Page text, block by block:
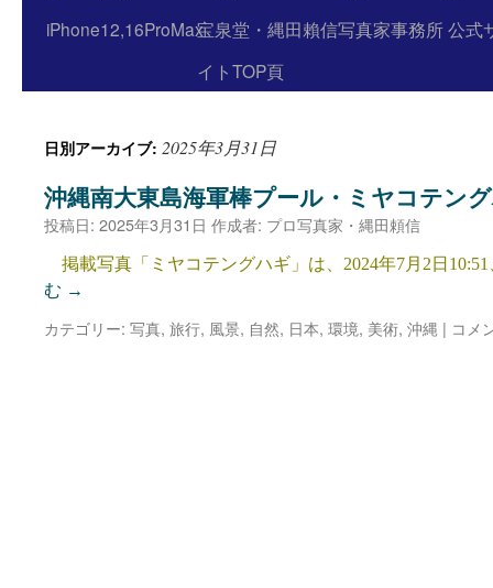
iPhone12,16ProMax宝泉堂・縄田賴信写真家事務所 公式
イトTOP頁
日別アーカイブ: 2025年3月31日
沖縄南大東島海軍棒プール・ミヤコテン
投稿日: 2025年3月31日 作成者: プロ写真家・縄田頼信
掲載写真「ミヤコテングハギ」は、2024年7月2日
む →
カテゴリー: 写真, 旅行, 風景, 自然, 日本, 環境, 美術, 沖縄 | コメ